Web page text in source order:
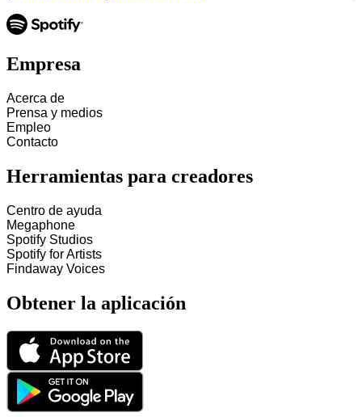
Empresa
Acerca de
Prensa y medios
Empleo
Contacto
Herramientas para creadores
Centro de ayuda
Megaphone
Spotify Studios
Spotify for Artists
Findaway Voices
Obtener la aplicación